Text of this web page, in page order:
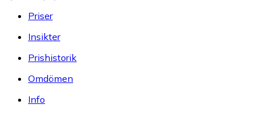
Priser
Insikter
Prishistorik
Omdömen
Info